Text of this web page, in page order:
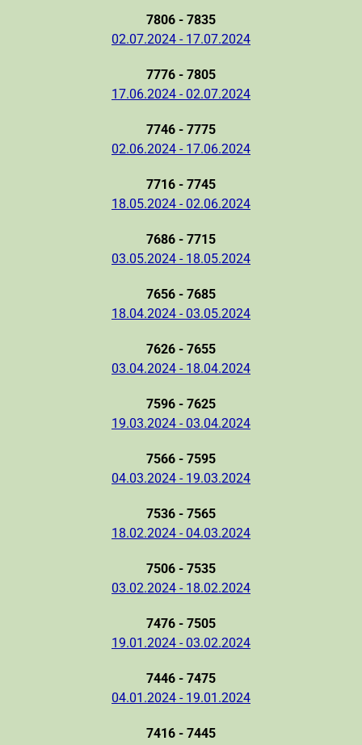
7806 - 7835
02.07.2024 - 17.07.2024
7776 - 7805
17.06.2024 - 02.07.2024
7746 - 7775
02.06.2024 - 17.06.2024
7716 - 7745
18.05.2024 - 02.06.2024
7686 - 7715
03.05.2024 - 18.05.2024
7656 - 7685
18.04.2024 - 03.05.2024
7626 - 7655
03.04.2024 - 18.04.2024
7596 - 7625
19.03.2024 - 03.04.2024
7566 - 7595
04.03.2024 - 19.03.2024
7536 - 7565
18.02.2024 - 04.03.2024
7506 - 7535
03.02.2024 - 18.02.2024
7476 - 7505
19.01.2024 - 03.02.2024
7446 - 7475
04.01.2024 - 19.01.2024
7416 - 7445